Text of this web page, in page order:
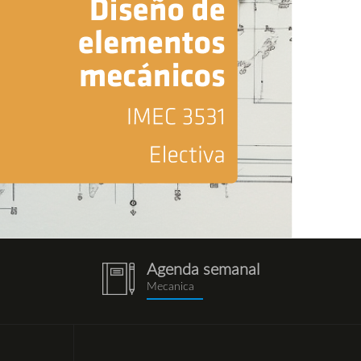
notebook
(1).png
Agenda semanal
Mecanica